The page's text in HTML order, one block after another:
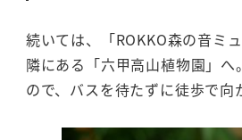
続いては、「ROKKO森の音ミ
隣にある「六甲高山植物園」へ
ので、バスを待たずに徒歩で向